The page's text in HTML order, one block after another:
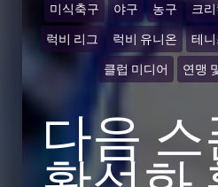
미식축구 야구 농구 크
럭비 리그 럭비 유니온 테니
클럽 미디어 연맹
다음 스